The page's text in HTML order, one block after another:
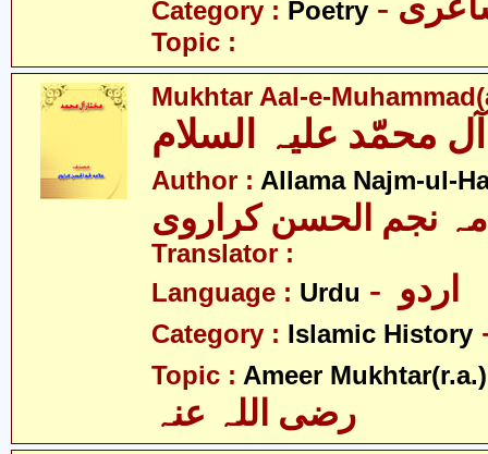
Category : Poetry
Topic :
Mukhtar Aal-e-
Author : Allama Najm-ul-
نجم الحسن کراروی
Translator :
Language : Urdu
Category : Islamic History
Topic : Ameer Mukhtar(r.a.)
رضی اللہ عنہ